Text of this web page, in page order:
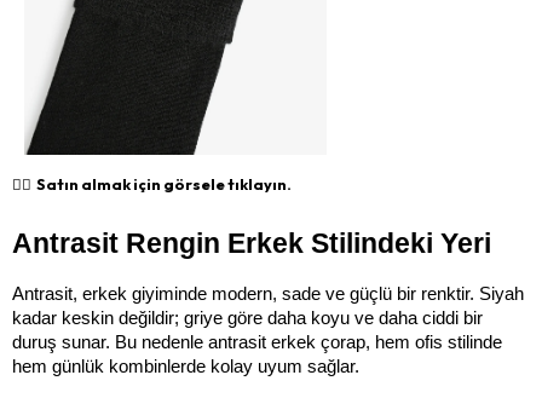
👉🏻 Satın almak için görsele tıklayın.
Antrasit Rengin Erkek Stilindeki Yeri
Antrasit, erkek giyiminde modern, sade ve güçlü bir renktir. Siyah
kadar keskin değildir; griye göre daha koyu ve daha ciddi bir
duruş sunar. Bu nedenle antrasit erkek çorap, hem ofis stilinde
hem günlük kombinlerde kolay uyum sağlar.